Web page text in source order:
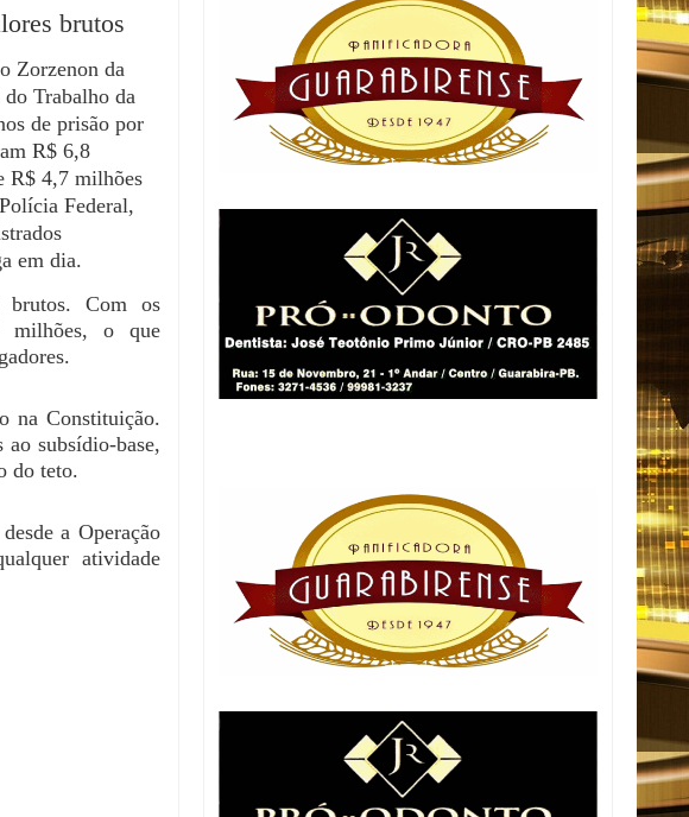
brutos
Zorzenon da
Trabalho da
de prisão por
R$ 6,8
R$ 4,7 milhões
Federal,
em dia.
brutos. Com os
milhões, o que
na Constituição.
subsídio-base,
do teto.
a Operação
atividade